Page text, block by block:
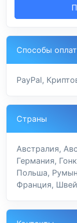
Способы
PayPal,
Страны
Австралия,
Германия,
Польша,
Франция,